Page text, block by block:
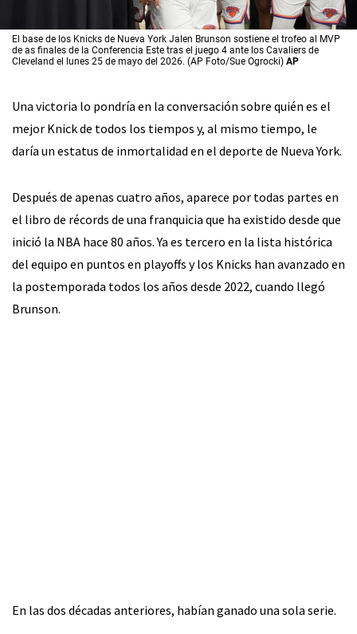
El base de los Knicks de Nueva York Jalen Brunson sostiene el trofeo al MVP
de as finales de la Conferencia Este tras el juego 4 ante los Cavaliers de
Cleveland el lunes 25 de mayo del 2026. (AP Foto/Sue Ogrocki) AP
Una victoria lo pondría en la conversación sobre quién es el
mejor Knick de todos los tiempos y, al mismo tiempo, le
daría un estatus de inmortalidad en el deporte de Nueva York.
Después de apenas cuatro años, aparece por todas partes en
el libro de récords de una franquicia que ha existido desde que
inició la NBA hace 80 años. Ya es tercero en la lista histórica
del equipo en puntos en playoffs y los Knicks han avanzado en
la postemporada todos los años desde 2022, cuando llegó
Brunson.
En las dos décadas anteriores, habían ganado una sola serie.